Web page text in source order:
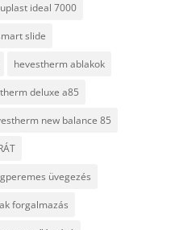
ideal 7000
slide
hevestherm ablakok
deluxe a85
new balance 85
üvegezés
forgalmazás